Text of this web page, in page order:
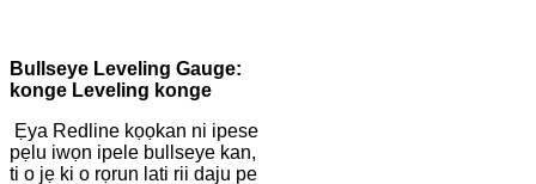
Bullseye Leveling Gauge:
konge Leveling konge
Ẹya Redline kọọkan ni ipese
pẹlu iwọn ipele bullseye kan,
ti o jẹ ki o rọrun lati rii daju pe